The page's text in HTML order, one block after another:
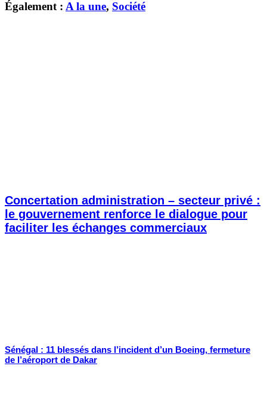
Également : A la une, Société
Concertation administration – secteur privé :
le gouvernement renforce le dialogue pour
faciliter les échanges commerciaux
Sénégal : 11 blessés dans l’incident d’un Boeing, fermeture
de l’aéroport de Dakar